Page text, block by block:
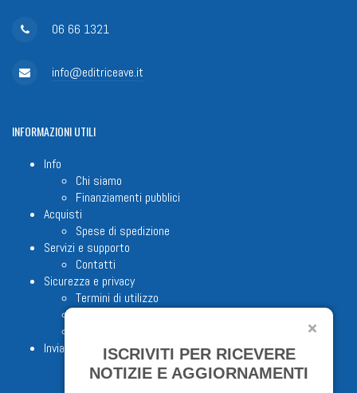
06 66 1321
info@editriceave.it
INFORMAZIONIUTILI
Info
Chi siamo
Finanziamenti pubblici
Acquisti
Spese di spedizione
Servizi e supporto
Contatti
Sicurezza e privacy
Termini di utilizzo
Invia proposta editorialeISCRIVITI PER RICEVERE
NOTIZIE E AGGIORNAMENTI